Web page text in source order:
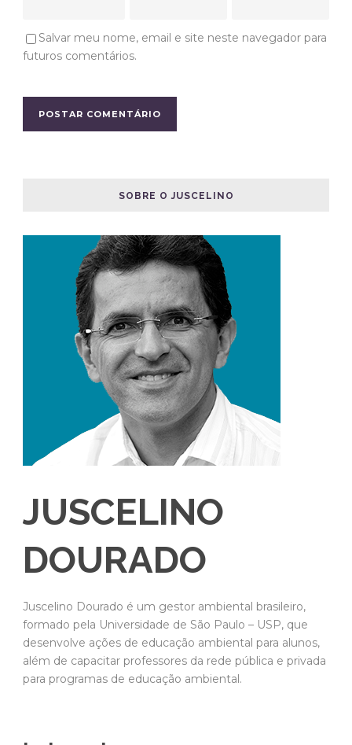
Salvar meu nome, email e site neste navegador para
futuros comentários.
SOBRE O JUSCELINO
JUSCELINO
DOURADO
Juscelino Dourado é um gestor ambiental brasileiro,
formado pela Universidade de São Paulo – USP, que
desenvolve ações de educação ambiental para alunos,
além de capacitar professores da rede pública e privada
para programas de educação ambiental.